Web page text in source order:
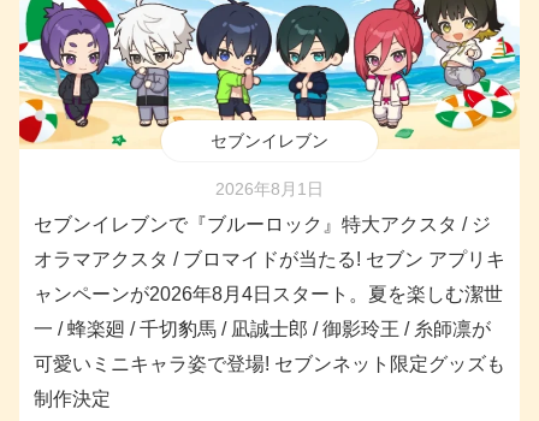
セブンイレブン
2026年8月1日
セブンイレブンで『ブルーロック』特大アクスタ / ジ
オラマアクスタ / ブロマイドが当たる! セブン アプリキ
ャンペーンが2026年8月4日スタート。夏を楽しむ潔世
一 / 蜂楽廻 / 千切豹馬 / 凪誠士郎 / 御影玲王 / 糸師凛が
可愛いミニキャラ姿で登場! セブンネット限定グッズも
制作決定